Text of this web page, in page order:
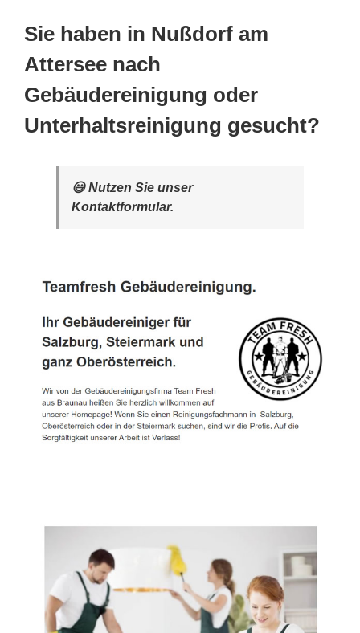
Sie haben in Nußdorf am
Attersee nach
Gebäudereinigung oder
Unterhaltsreinigung gesucht?
😃 Nutzen Sie unser
Kontaktformular.